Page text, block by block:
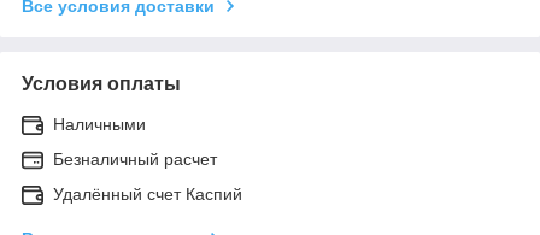
Все условия доставки
Условия оплаты
Наличными
Безналичный расчет
Удалённый счет Каспий